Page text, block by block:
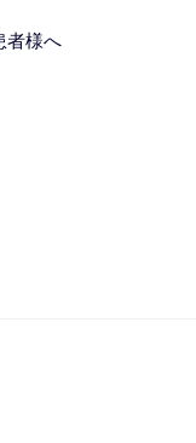
者様へ